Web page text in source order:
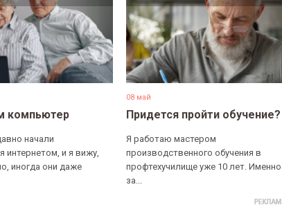
компьютер
начали
интернетом, и я вижу,
иногда они даже
08 май
Придется пройти обучение?
Я работаю мастером
производственного обучения в
профтехучилище уже 10 лет. Именно
за...